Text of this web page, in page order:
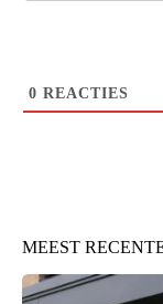
0 REACTIES
MEEST